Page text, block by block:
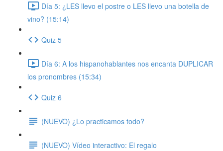
Día 5: ¿LES llevo el postre o LES llevo una botella de
vino? (15:14)
Quiz 5
Día 6: A los hispanohablantes nos encanta DUPLICAR
los pronombres (15:34)
Quiz 6
(NUEVO) ¿Lo practicamos todo?
(NUEVO) Vídeo interactivo: El regalo